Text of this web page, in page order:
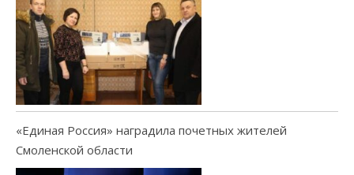
«Единая Россия» наградила почетных жителей
Смоленской области